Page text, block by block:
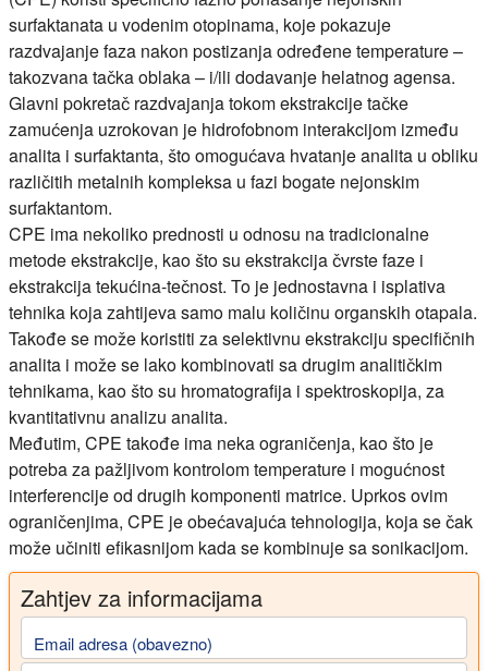
surfaktanata u vodenim otopinama, koje pokazuje
razdvajanje faza nakon postizanja određene temperature –
takozvana tačka oblaka – i/ili dodavanje helatnog agensa.
Glavni pokretač razdvajanja tokom ekstrakcije tačke
zamućenja uzrokovan je hidrofobnom interakcijom između
analita i surfaktanta, što omogućava hvatanje analita u obliku
različitih metalnih kompleksa u fazi bogate nejonskim
surfaktantom.
CPE ima nekoliko prednosti u odnosu na tradicionalne
metode ekstrakcije, kao što su ekstrakcija čvrste faze i
ekstrakcija tekućina-tečnost. To je jednostavna i isplativa
tehnika koja zahtijeva samo malu količinu organskih otapala.
Takođe se može koristiti za selektivnu ekstrakciju specifičnih
analita i može se lako kombinovati sa drugim analitičkim
tehnikama, kao što su hromatografija i spektroskopija, za
kvantitativnu analizu analita.
Međutim, CPE takođe ima neka ograničenja, kao što je
potreba za pažljivom kontrolom temperature i mogućnost
interferencije od drugih komponenti matrice. Uprkos ovim
ograničenjima, CPE je obećavajuća tehnologija, koja se čak
može učiniti efikasnijom kada se kombinuje sa sonikacijom.
Zahtjev za informacijama
Email adresa (obavezno)